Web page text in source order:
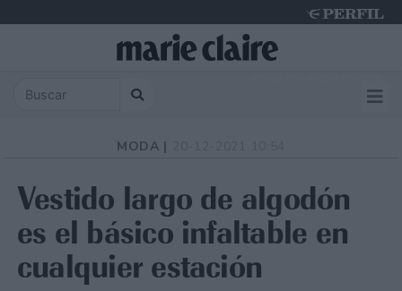
MODA |
Vestido largo de algodón
es el básico infaltable en
cualquier estación